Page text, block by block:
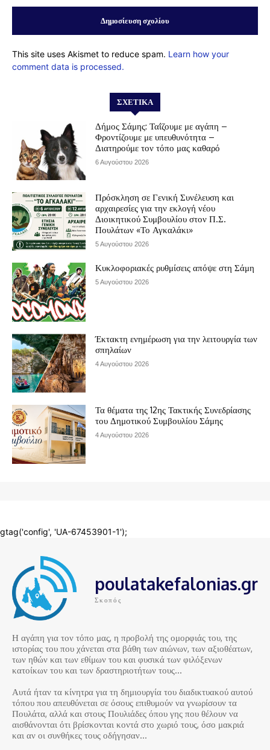
poulatakefalonias.gr
Σκοπός
Η αγάπη για τον τόπο μας, η προβολή της ομορφιάς του, της
ιστορίας του που χάνεται στα βάθη των αιώνων, των αξιοθέατων,
των ηθών και των εθίμων του και φυσικά των φιλόξενων
κατοίκων του και των δραστηριοτήτων τους…
Αυτά ήταν τα κίνητρα για τη δημιουργία του διαδικτυακού αυτού
τόπου που απευθύνεται σε όσους επιθυμούν να γνωρίσουν τα
Πουλάτα, αλλά και στους Πουλιάδες όπου γης που θέλουν να
αισθάνονται ότι βρίσκονται κοντά στο χωριό τους, όσο μακριά
και αν οι συνθήκες τους οδήγησαν…